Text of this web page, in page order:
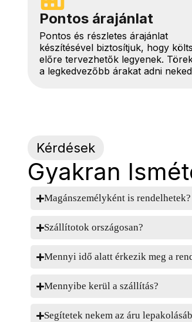
Pontos árajánlat
Pontos és részletes árajánlat
készítésével biztosítjuk, hogy
előre tervezhetők legyenek.
a legkedvezőbb árakat adni
Kérdések
Gyakran
Magánszemélyként is rendelhetek?
Szállítotok országosan?
Mennyi idő alatt érkezik meg a
Mennyibe kerül a szállítás?
Segítetek nekem az áru